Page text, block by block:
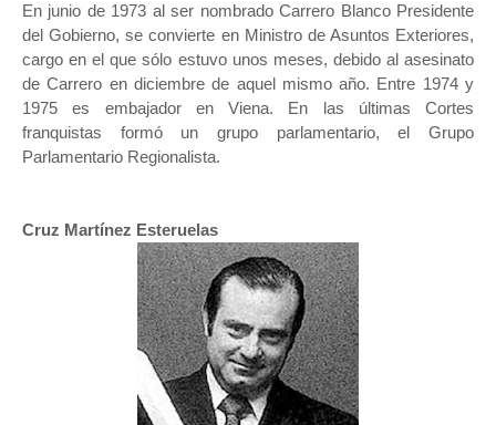
En junio de 1973 al ser nombrado Carrero Blanco Presidente
del Gobierno, se convierte en Ministro de Asuntos Exteriores,
cargo en el que sólo estuvo unos meses, debido al asesinato
de Carrero en diciembre de aquel mismo año. Entre 1974 y
1975 es embajador en Viena. En las últimas Cortes
franquistas formó un grupo parlamentario, el Grupo
Parlamentario Regionalista.
Cruz Martínez Esteruelas